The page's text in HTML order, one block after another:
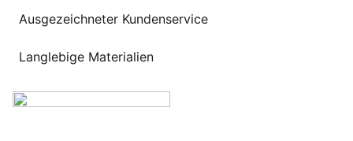
Ausgezeichneter Kundenservice
Langlebige Materialien